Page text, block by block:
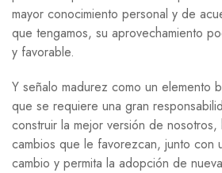
mayor conocimiento personal y de
que tengamos, su aprovechamiento
y favorable.
Y señalo madurez como un elemento
que se requiere una gran
construir la mejor versión de
cambios que le favorezcan, junto con
cambio y permita la adopción de